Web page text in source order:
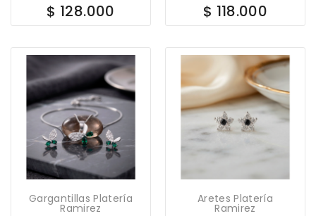
$ 128.000 $ 118.000
Gargantillas Platería
Ramirez
Aretes Platería
Ramirez